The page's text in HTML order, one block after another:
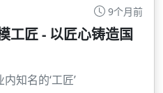
9个月前
工匠 - 以匠心铸造国
知名的‘工匠’